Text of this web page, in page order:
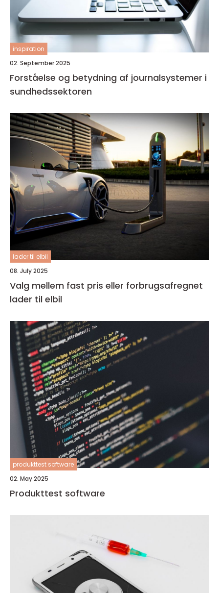
inspiration
02. September 2025
Forståelse og betydning af journalsystemer i
sundhedssektoren
lader til elbil
08. July 2025
Valg mellem fast pris eller forbrugsafregnet
lader til elbil
produkttest software
02. May 2025
Produkttest software